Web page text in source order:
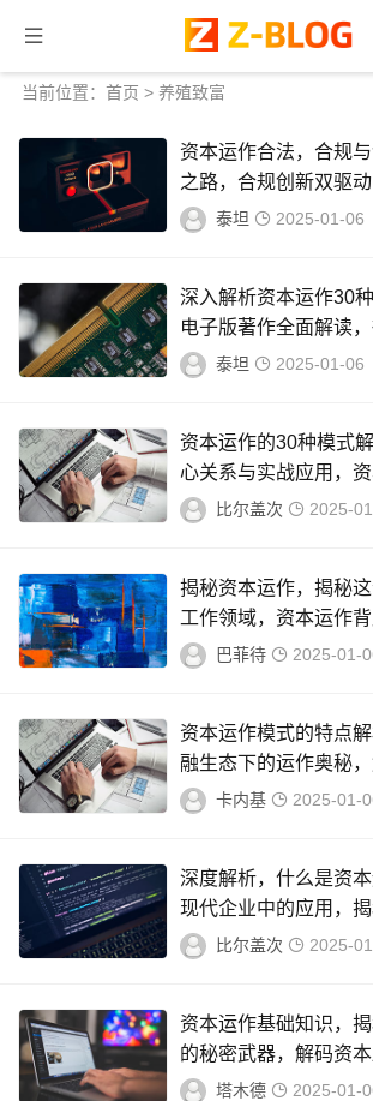
当前位置： 首页 > 养殖致富
资本运作合法，合规
之路，合规创新双驱
富增长之道
泰坦 2025-01-06
深入解析资本运作30
电子版著作全面解读
30种模式深度解析
泰坦 2025-01-06
资本运作的30种模式
心关系与实战应用，
深度解析，核心关系
比尔盖次 2025-
揭秘资本运作，揭秘
工作领域，资本运作
关键领域之谜
巴菲待 2025-01-
资本运作模式的特点
融生态下的运作奥秘
态，资本运作模式特
卡内基 2025-01-
深度解析，什么是资
现代企业中的应用，
式，现代企业的创新
比尔盖次 2025-
资本运作基础知识，
的秘密武器，解码资
增长的资本运作奥秘
塔木德 2025-01-